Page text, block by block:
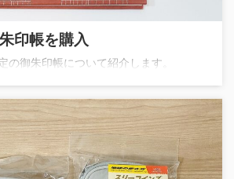
印帳を購入
の御朱印帳について紹介します。